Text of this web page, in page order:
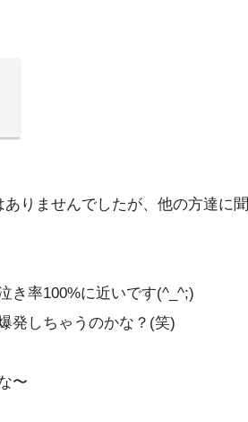
りませんでしたが、他の方達に聞
き率100%に近いです(^_^;)
発しちゃうのかな？(笑)
〜